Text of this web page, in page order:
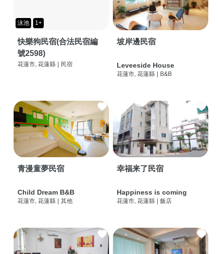
泳池 1+
快樂狗民宿(合法民宿編
號2598)
花蓮市, 花蓮縣 民宿
坡岸邊民宿
Leveeside House
花蓮市, 花蓮縣 B&B
青漫童夢民宿
Child Dream B&B
花蓮市, 花蓮縣 其他
幸福来了民宿
Happiness is coming
花蓮市, 花蓮縣 飯店